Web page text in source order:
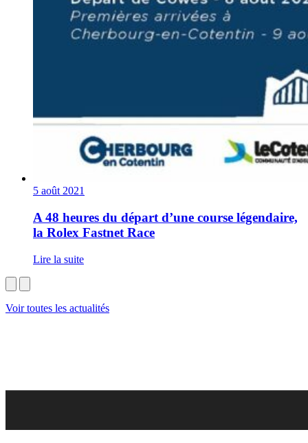
5 août 2021
A 48 heures du départ d’une course légendaire,
la Rolex Fastnet Race
Lire la suite
Voir toutes les actualités